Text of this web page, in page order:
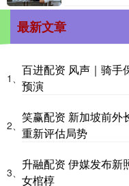
最新文章
1、
百进配资 风声｜骑手
预演
2、
笑赢配资 新加坡前外
重新评估局势
3、
升融配资 伊媒发布新
女棺椁